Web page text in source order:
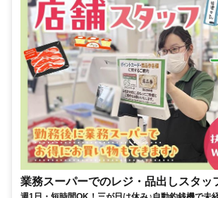
業務スーパーでのレジ・品出しスタッ